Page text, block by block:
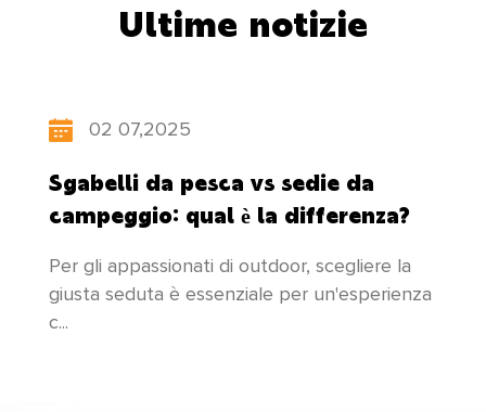
"innovazione scientifica e tecnologica,
dei talenti e compie sforzi incessanti per
le esigenze di tutti!
Ultime notizie
02 07,2025
Sgabelli da pesca vs sedie da
campeggio: qual è la differenza?
Per gli appassionati di outdoor, scegliere la
giusta seduta è essenziale per un'esperienza
c...